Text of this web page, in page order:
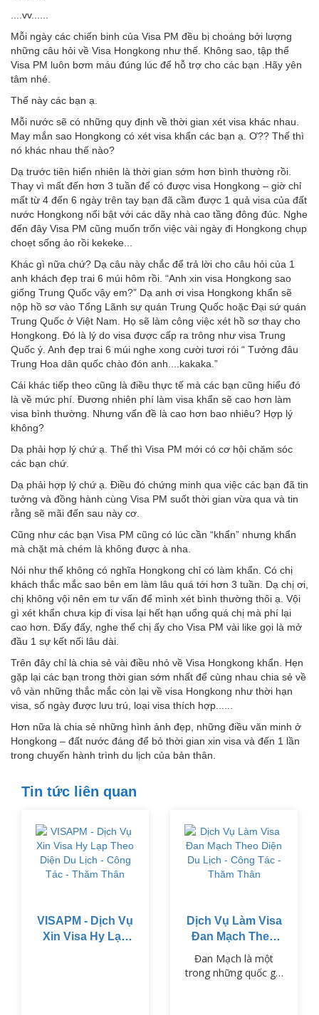
....vv......
Mỗi ngày các chiến binh của Visa PM đều bị choáng bởi lượng
những câu hỏi về Visa Hongkong như thế. Không sao, tập thể
Visa PM luôn bơm máu đúng lúc để hỗ trợ cho các bạn .Hãy yên
tâm nhé.
Thế này các bạn ạ.
Mỗi nước sẽ có những quy định về thời gian xét visa khác nhau.
May mắn sao Hongkong có xét visa khẩn các bạn ạ. Ơ?? Thế thì
nó khác nhau thế nào?
Dạ trước tiên hiển nhiên là thời gian sớm hơn bình thường rồi.
Thay vì mất đến hơn 3 tuần để có được visa Hongkong – giờ chỉ
mất từ 4 đến 6 ngày trên tay bạn đã cầm được 1 quả visa của đất
nước Hongkong nổi bật với các dãy nhà cao tầng đông đúc. Nghe
đến đây Visa PM cũng muốn trốn việc vài ngày đi Hongkong chụp
choẹt sống ảo rồi kekeke...
Khác gì nữa chứ? Dạ câu này chắc để trả lời cho câu hỏi của 1
anh khách đẹp trai 6 múi hôm rồi. “Anh xin visa Hongkong sao
giống Trung Quốc vậy em?” Dạ anh ơi visa Hongkong khẩn sẽ
nộp hồ sơ vào Tổng Lãnh sự quán Trung Quốc hoặc Đại sứ quán
Trung Quốc ở Việt Nam. Họ sẽ làm công việc xét hồ sơ thay cho
Hongkong. Đó là lý do visa được cấp ra trông như visa Trung
Quốc ý. Anh đẹp trai 6 múi nghe xong cười tươi rói “ Tưởng đâu
Trung Hoa dân quốc chào đón anh....kakaka.”
Cái khác tiếp theo cũng là điều thực tế mà các bạn cũng hiểu đó
là về mức phí. Đương nhiên phí làm visa khẩn sẽ cao hơn làm
visa bình thường. Nhưng vấn đề là cao hơn bao nhiêu? Hợp lý
không?
Dạ phải hợp lý chứ ạ. Thế thì Visa PM mới có cơ hội chăm sóc
các bạn chứ.
Dạ phải hợp lý chứ ạ. Điều đó chứng minh qua việc các bạn đã tin
tưởng và đồng hành cùng Visa PM suốt thời gian vừa qua và tin
rằng sẽ mãi đến sau này cơ.
Cũng như các bạn Visa PM cũng có lúc cần “khẩn” nhưng khẩn
mà chặt mà chém là không được à nha.
Nói như thế không có nghĩa Hongkong chỉ có làm khẩn. Có chị
khách thắc mắc sao bên em làm lâu quá tới hơn 3 tuần. Dạ chị ơi,
chị không vội nên em tư vấn để mình xét bình thường thôi ạ. Vội
gì xét khẩn chưa kịp đi visa lại hết hạn uổng quá chị mà phí lại
cao hơn. Đấy đấy, nghe thế chị ấy cho Visa PM vài like gọi là mở
đầu 1 sự kết nối lâu dài.
Trên đây chỉ là chia sẻ vài điều nhỏ về Visa Hongkong khẩn. Hẹn
gặp lại các bạn trong thời gian sớm nhất để cùng nhau chia sẻ về
vô vàn những thắc mắc còn lại về visa Hongkong như thời hạn
visa, số ngày được lưu trú, loại visa thích hợp......
Hơn nữa là chia sẻ những hình ảnh đẹp, những điều văn minh ở
Hongkong – đất nước đáng để bỏ thời gian xin visa và đến 1 lần
trong chuyến hành trình du lịch của bản thân.
Tin tức liên quan
VISAPM - Dịch Vụ
Xin Visa Hy Lạp
Dịch Vụ Làm Visa
Đan Mạch Theo
Diện Du Lịch -
Công Tác - Thăm
Thân
Đan Mạch là một
trong những quốc gia